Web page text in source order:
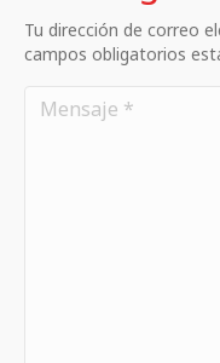
Tu dirección de correo
campos obligatorios